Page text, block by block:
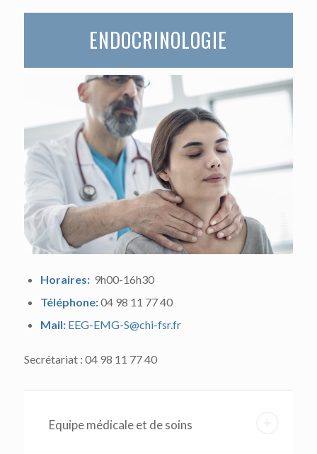
ENDOCRINOLOGIE
Horaires:9h00-16h30
Téléphone:04 98 11 77 40
Mail: EEG-EMG-S@chi-fsr.fr
Secrétariat : 04 98 11 77 40
Equipe médicale et de soins